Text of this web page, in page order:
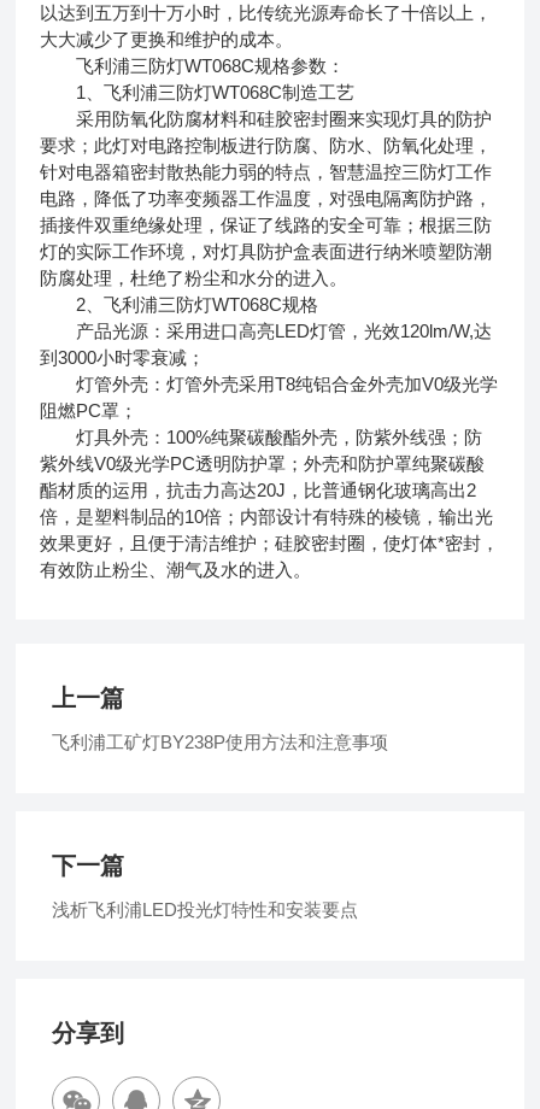
以达到五万到十万小时，比传统光源寿命长了十倍以上，
大大减少了更换和维护的成本。
飞利浦三防灯WT068C规格参数：
1、飞利浦三防灯WT068C制造工艺
采用防氧化防腐材料和硅胶密封圈来实现灯具的防护
要求；此灯对电路控制板进行防腐、防水、防氧化处理，
针对电器箱密封散热能力弱的特点，智慧温控三防灯工作
电路，降低了功率变频器工作温度，对强电隔离防护路，
插接件双重绝缘处理，保证了线路的安全可靠；根据三防
灯的实际工作环境，对灯具防护盒表面进行纳米喷塑防潮
防腐处理，杜绝了粉尘和水分的进入。
2、飞利浦三防灯WT068C规格
产品光源：采用进口高亮LED灯管，光效120lm/W,达
到3000小时零衰减；
灯管外壳：灯管外壳采用T8纯铝合金外壳加V0级光学
阻燃PC罩；
灯具外壳：100%纯聚碳酸酯外壳，防紫外线强；防
紫外线V0级光学PC透明防护罩；外壳和防护罩纯聚碳酸
酯材质的运用，抗击力高达20J，比普通钢化玻璃高出2
倍，是塑料制品的10倍；内部设计有特殊的棱镜，输出光
效果更好，且便于清洁维护；硅胶密封圈，使灯体*密封，
有效防止粉尘、潮气及水的进入。
上一篇
飞利浦工矿灯BY238P使用方法和注意事项
下一篇
浅析飞利浦LED投光灯特性和安装要点
分享到